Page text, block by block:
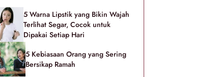
5 Warna Lipstik yang Bikin Wajah
Terlihat Segar, Cocok untuk
Dipakai Setiap Hari
5 Kebiasaan Orang yang Sering
Bersikap Ramah